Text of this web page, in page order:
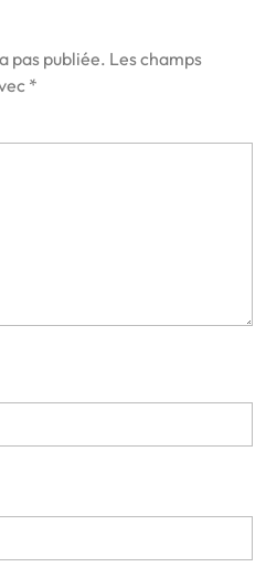
pas publiée. Les champs
*